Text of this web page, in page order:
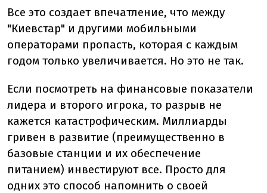
Все это создает впечатление, что между
"Киевстар" и другими мобильными
операторами пропасть, которая с каждым
годом только увеличивается. Но это не так.
Если посмотреть на финансовые показатели
лидера и второго игрока, то разрыв не
кажется катастрофическим. Миллиарды
гривен в развитие (преимущественно в
базовые станции и их обеспечение
питанием) инвестируют все. Просто для
одних это способ напомнить о своей